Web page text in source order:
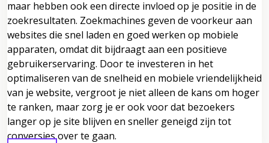
maar hebben ook een directe invloed op je positie in de
zoekresultaten. Zoekmachines geven de voorkeur aan
websites die snel laden en goed werken op mobiele
apparaten, omdat dit bijdraagt aan een positieve
gebruikerservaring. Door te investeren in het
optimaliseren van de snelheid en mobiele vriendelijkheid
van je website, vergroot je niet alleen de kans om hoger
te ranken, maar zorg je er ook voor dat bezoekers
langer op je site blijven en sneller geneigd zijn tot
conversies over te gaan.